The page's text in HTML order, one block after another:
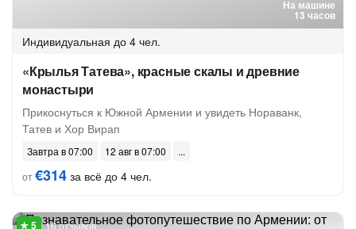
На машине
13 часов
Индивидуальная до 4 чел.
«Крылья Татева», красные скалы и древние
монастыри
Прикоснуться к Южной Армении и увидеть Нораванк,
Татев и Хор Вирап
Завтра в 07:00
12 авг в 07:00
от€314 за всё до 4 чел.
16 отзывов